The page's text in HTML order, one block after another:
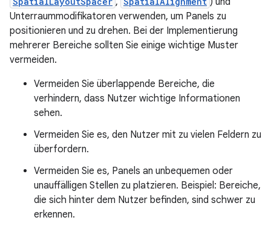
Unterraummodifikatoren verwenden, um Panels zu
positionieren und zu drehen. Bei der Implementierung
mehrerer Bereiche sollten Sie einige wichtige Muster
vermeiden.
Vermeiden Sie überlappende Bereiche, die
verhindern, dass Nutzer wichtige Informationen
sehen.
Vermeiden Sie es, den Nutzer mit zu vielen Feldern zu
überfordern.
Vermeiden Sie es, Panels an unbequemen oder
unauffälligen Stellen zu platzieren. Beispiel: Bereiche,
die sich hinter dem Nutzer befinden, sind schwer zu
erkennen.